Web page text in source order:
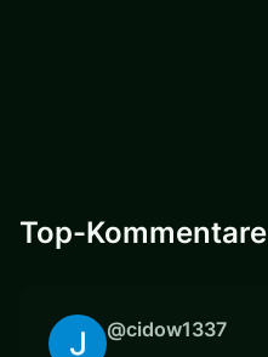
Top-Kommentare
@cidow1337